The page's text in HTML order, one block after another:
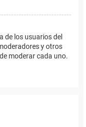
de los usuarios del
y otros
moderar cada uno.